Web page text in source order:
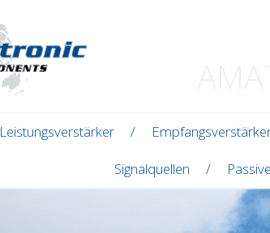
Leistungsverstärker
Signalquellen